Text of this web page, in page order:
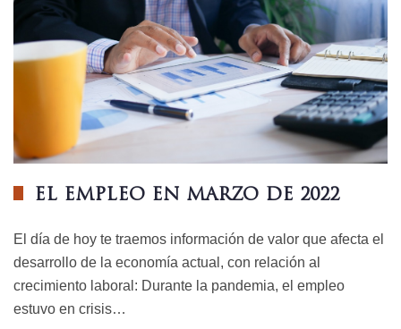
EL EMPLEO EN MARZO DE 2022
El día de hoy te traemos información de valor que afecta el
desarrollo de la economía actual, con relación al
crecimiento laboral: Durante la pandemia, el empleo
estuvo en crisis…